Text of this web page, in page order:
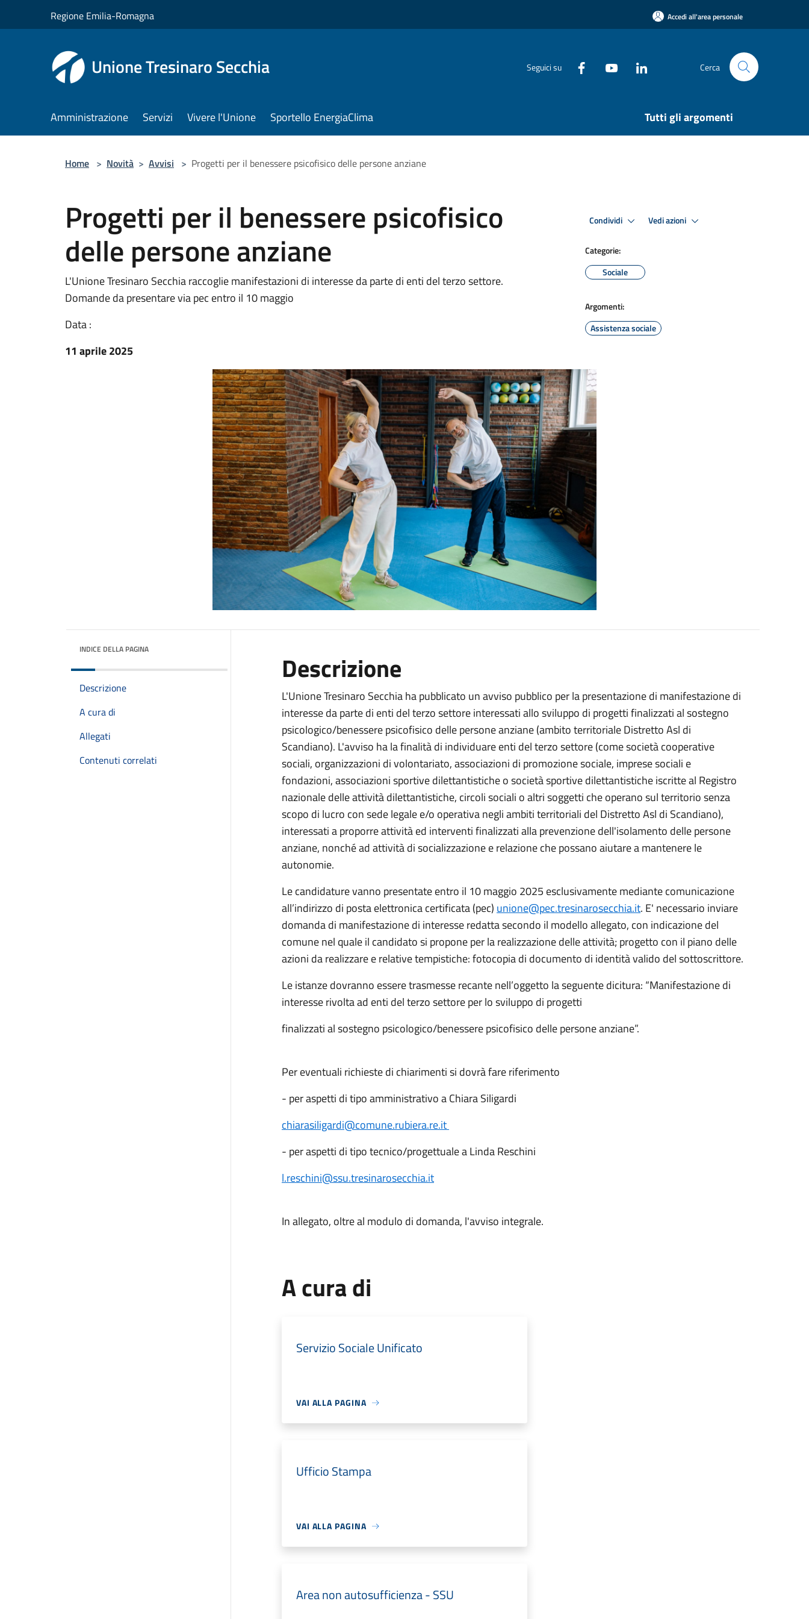
Regione Emilia-Romagna Accedi all'area personale
Unione Tresinaro Secchia Seguici su Cerca
Amministrazione Servizi Vivere l'Unione Sportello EnergiaClima Tutti gli argomenti
Home > Novità > Avvisi > Progetti per il benessere psicofisico delle persone anziane
Progetti per il benessere psicofisico
delle persone anziane
L'Unione Tresinaro Secchia raccoglie manifestazioni di interesse da parte di enti del terzo settore.
Domande da presentare via pec entro il 10 maggio
Data :
11 aprile 2025
Condividi Vedi azioni
Categorie:
Sociale
Argomenti:
Assistenza sociale
INDICE DELLA PAGINA
Descrizione
A cura di
Allegati
Contenuti correlati
Descrizione
L'Unione Tresinaro Secchia ha pubblicato un avviso pubblico per la presentazione di manifestazione di
interesse da parte di enti del terzo settore interessati allo sviluppo di progetti finalizzati al sostegno
psicologico/benessere psicofisico delle persone anziane (ambito territoriale Distretto Asl di
Scandiano). L'avviso ha la finalità di individuare enti del terzo settore (come società cooperative
sociali, organizzazioni di volontariato, associazioni di promozione sociale, imprese sociali e
fondazioni, associazioni sportive dilettantistiche o società sportive dilettantistiche iscritte al Registro
nazionale delle attività dilettantistiche, circoli sociali o altri soggetti che operano sul territorio senza
scopo di lucro con sede legale e/o operativa negli ambiti territoriali del Distretto Asl di Scandiano),
interessati a proporre attività ed interventi finalizzati alla prevenzione dell'isolamento delle persone
anziane, nonché ad attività di socializzazione e relazione che possano aiutare a mantenere le
autonomie.
Le candidature vanno presentate entro il 10 maggio 2025 esclusivamente mediante comunicazione
all’indirizzo di posta elettronica certificata (pec) unione@pec.tresinarosecchia.it. E' necessario inviare
domanda di manifestazione di interesse redatta secondo il modello allegato, con indicazione del
comune nel quale il candidato si propone per la realizzazione delle attività; progetto con il piano delle
azioni da realizzare e relative tempistiche: fotocopia di documento di identità valido del sottoscrittore.
Le istanze dovranno essere trasmesse recante nell’oggetto la seguente dicitura: “Manifestazione di
interesse rivolta ad enti del terzo settore per lo sviluppo di progetti
finalizzati al sostegno psicologico/benessere psicofisico delle persone anziane”.
Per eventuali richieste di chiarimenti si dovrà fare riferimento
- per aspetti di tipo amministrativo a Chiara Siligardi
chiarasiligardi@comune.rubiera.re.it
- per aspetti di tipo tecnico/progettuale a Linda Reschini
l.reschini@ssu.tresinarosecchia.it
In allegato, oltre al modulo di domanda, l'avviso integrale.
A cura di
Servizio Sociale Unificato
VAI ALLA PAGINA
Ufficio Stampa
VAI ALLA PAGINA
Area non autosufficienza - SSU